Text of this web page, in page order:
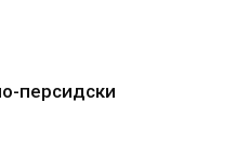
персидски